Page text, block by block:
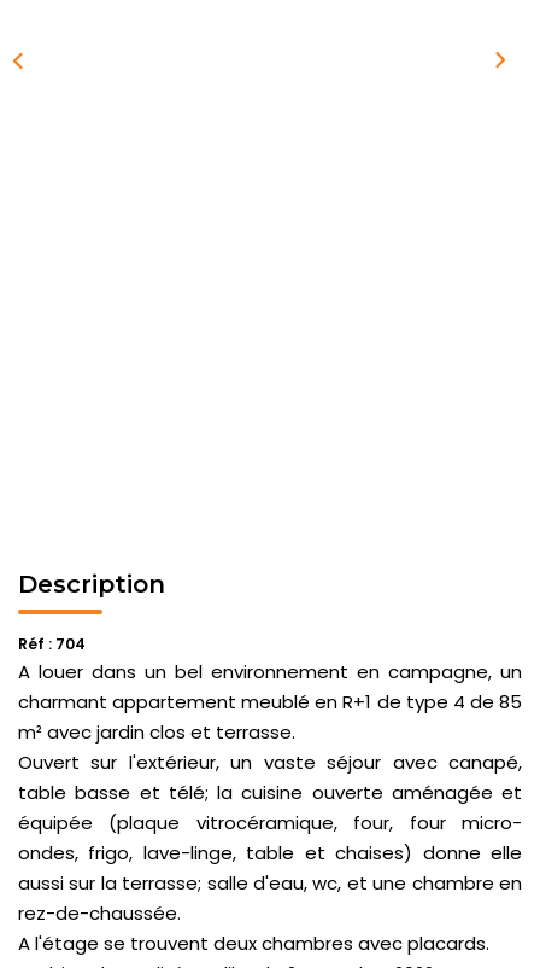
Description
Réf : 704
A louer dans un bel environnement en campagne, un
charmant appartement meublé en R+1 de type 4 de 85
m² avec jardin clos et terrasse.
Ouvert sur l'extérieur, un vaste séjour avec canapé,
table basse et télé; la cuisine ouverte aménagée et
équipée (plaque vitrocéramique, four, four micro-
ondes, frigo, lave-linge, table et chaises) donne elle
aussi sur la terrasse; salle d'eau, wc, et une chambre en
rez-de-chaussée.
A l'étage se trouvent deux chambres avec placards.